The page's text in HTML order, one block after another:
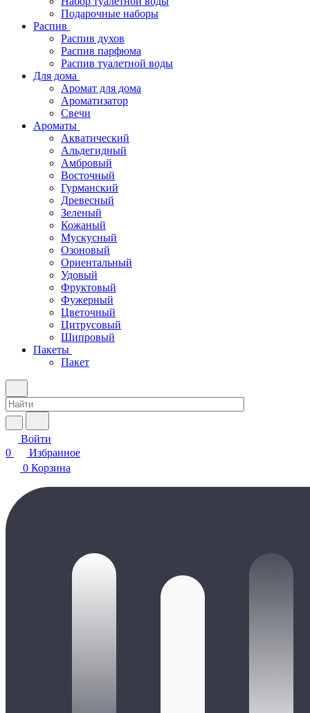
Подарочные наборы
Распив
Распив духов
Распив парфюма
Распив туалетной воды
Для дома
Аромат для дома
Ароматизатор
Свечи
Ароматы
Акватический
Альдегидный
Амбровый
Восточный
Гурманский
Древесный
Зеленый
Кожаный
Мускусный
Озоновый
Ориентальный
Удовый
Фруктовый
Фужерный
Цветочный
Цитрусовый
Шипровый
Пакеты
Пакет
Войти
0
Избранное
0 Корзина